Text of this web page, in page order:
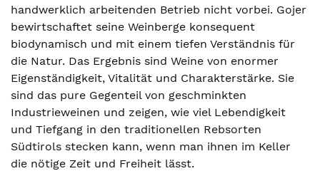
handwerklich arbeitenden Betrieb nicht vorbei. Gojer
bewirtschaftet seine Weinberge konsequent
biodynamisch und mit einem tiefen Verständnis für
die Natur. Das Ergebnis sind Weine von enormer
Eigenständigkeit, Vitalität und Charakterstärke. Sie
sind das pure Gegenteil von geschminkten
Industrieweinen und zeigen, wie viel Lebendigkeit
und Tiefgang in den traditionellen Rebsorten
Südtirols stecken kann, wenn man ihnen im Keller
die nötige Zeit und Freiheit lässt.